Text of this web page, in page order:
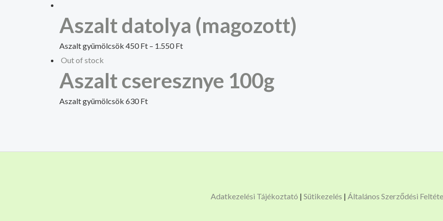
Aszalt datolya (magozott)
Aszalt gyümölcsök 450Ft – 1.550Ft
Out of stock
Aszalt cseresznye 100g
Aszalt gyümölcsök 630Ft
Adatkezelési Tájékoztató | Sütikezelés | Általános Szerződési